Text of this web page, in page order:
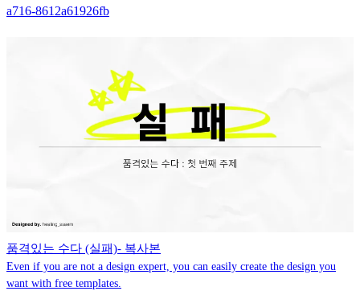
a716-8612a61926fb
품격있는 수다 (실패)- 복사본
Even if you are not a design expert, you can easily create the design you
want with free templates.